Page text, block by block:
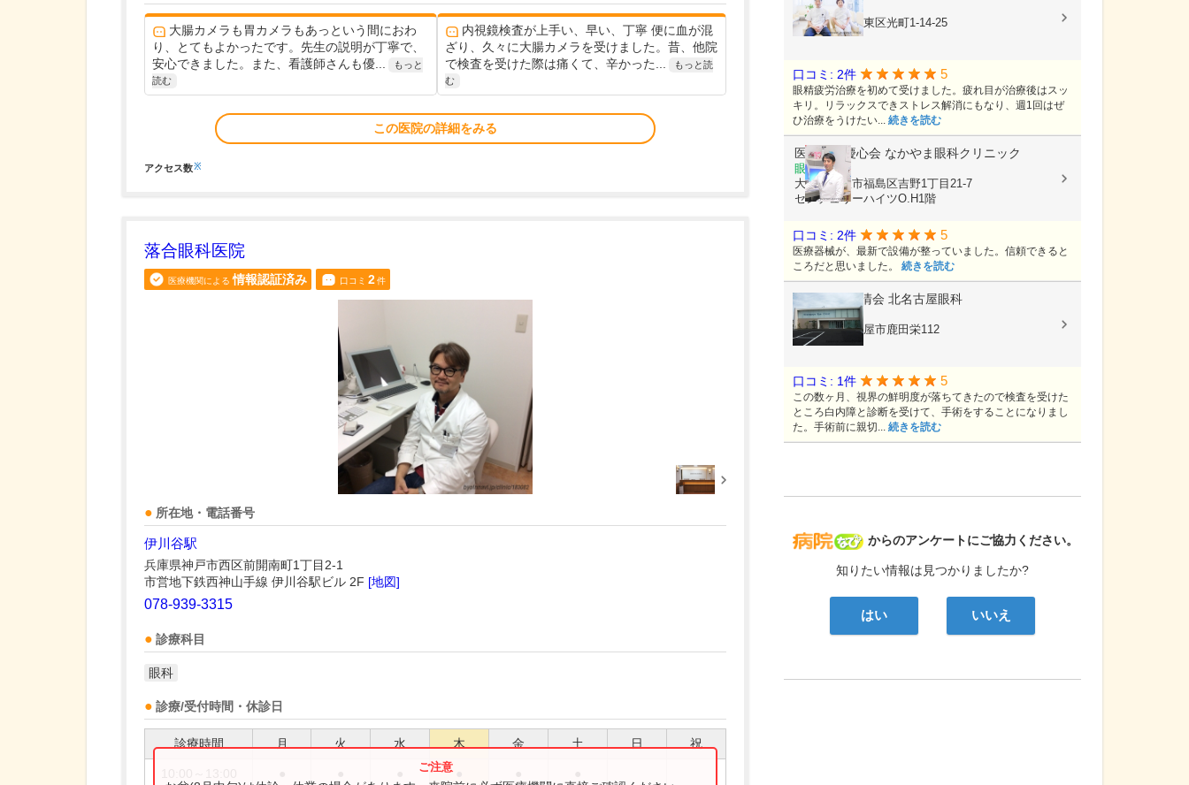
大腸カメラも胃カメラもあっという間におわ
り、とてもよかったです。先生の説明が丁寧で、
安心できました。また、看護師さんも優...
もっと
読む
内視鏡検査が上手い、早い、丁寧 便に血が混
ざり、久々に大腸カメラを受けました。昔、他院
で検査を受けた際は痛くて、辛かった...
もっと読
む
この医院の詳細をみる
アクセス数※
落合眼科医院
医療機関による 情報認証済み 口コミ 2件
所在地・電話番号
伊川谷駅
兵庫県神戸市西区前開南町1丁目2-1
市営地下鉄西神山手線 伊川谷駅ビル 2F [地図]
078-939-3315
診療科目
眼科
診療/受付時間・休診日
診療時間 月 火 水 木 金 土 日 祝
病院なび
からのアンケートにご協力ください。
知りたい情報は見つかりましたか?
はい いいえ
眼科
広島県広島市東区光町1-14-25
口コミ: 2件 5
眼精疲労治療を初めて受けました。疲れ目が治療後はスッ
キリ。リラックスできストレス解消にもなり、週1回はぜ
ひ治療をうけたい... 続きを読む
医療法人慶心会 なかやま眼科クリニック
眼科
大阪府大阪市福島区吉野1丁目21-7
センチュリーハイツO.H1階
口コミ: 2件 5
医療器械が、最新で設備が整っていました。信頼できると
ころだと思いました。 続きを読む
医療法人 春清会 北名古屋眼科
眼科
愛知県北名古屋市鹿田栄112
口コミ: 1件 5
この数ヶ月、視界の鮮明度が落ちてきたので検査を受けた
ところ白内障と診断を受けて、手術をすることになりまし
た。手術前に親切... 続きを読む